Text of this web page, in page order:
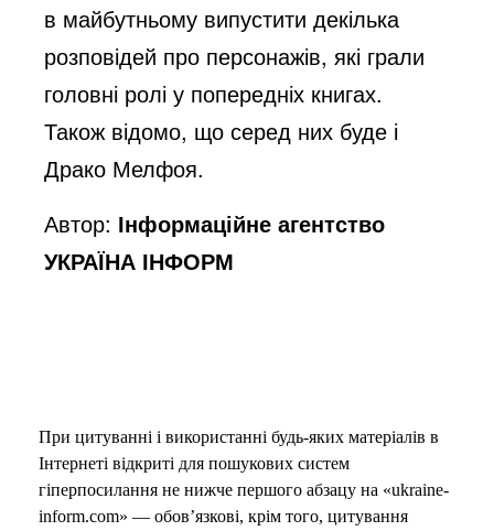
в майбутньому випустити декілька
розповідей про персонажів, які грали
головні ролі у попередніх книгах.
Також відомо, що серед них буде і
Драко Мелфоя.
Автор: Інформаційне агентство
УКРАЇНА ІНФОРМ
При цитуванні і використанні будь-яких матеріалів в
Інтернеті відкриті для пошукових систем
гіперпосилання не нижче першого абзацу на «ukraine-
inform.com» — обов’язкові, крім того, цитування